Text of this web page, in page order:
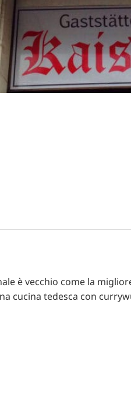
BG
è vecchio come la
cucina tedesca con